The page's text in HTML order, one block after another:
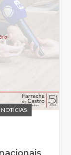
NOTÍCIAS